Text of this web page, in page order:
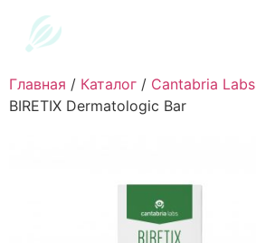
Главная / Каталог / Cantabria Labs
BIRETIX Dermatologic Bar